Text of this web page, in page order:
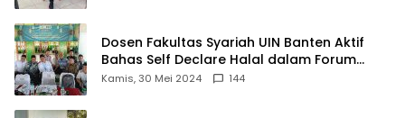
Dosen Fakultas Syariah UIN Banten Aktif
Bahas Self Declare Halal dalam Forum
Ijtima Ulama MUI
Kamis, 30 Mei 2024 144